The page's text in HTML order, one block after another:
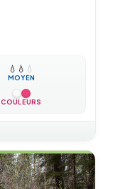
💧 💧 💧
MOYEN
COULEURS